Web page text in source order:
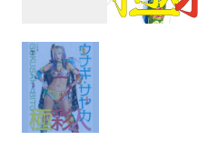
数学
コンピューター